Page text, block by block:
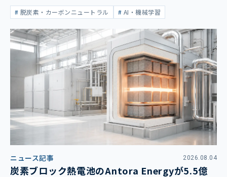
脱炭素・カーボンニュートラル AI・機械学習
ニュース記事 2026.08.04
炭素ブロック熱電池のAntora Energyが5.5億